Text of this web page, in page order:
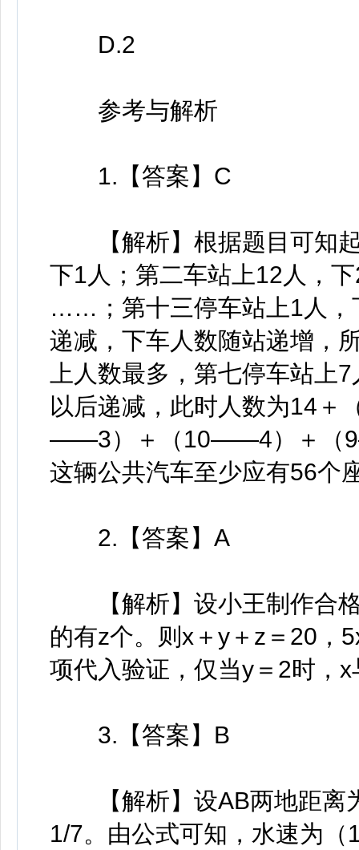
D.2
参考与解析
1.【答案】C
【解析】根据题目可知起
下1人；第二车站上12人，
……；第十三停车站上1人，
递减，下车人数随站递增，
上人数最多，第七停车站上
以后递减，此时人数为14
——3）＋（10——4）＋（
这辆公共汽车至少应有56个
2.【答案】A
【解析】设小王制作合格
的有z个。则x＋y＋z＝20
项代入验证，仅当y＝2时，
3.【答案】B
【解析】设AB两地距离
1/7。由公式可知，水速为